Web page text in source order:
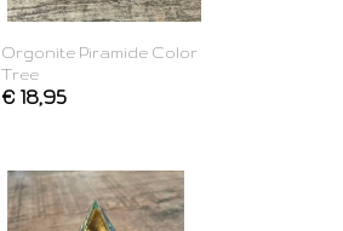
Orgonite Piramide Color
Tree
€ 18,95